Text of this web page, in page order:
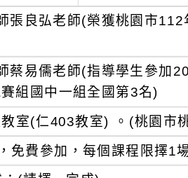
張良弘老師(榮獲桃園市
蔡易儒老師(指導學生參加
組國中一組全國第3名)
室(仁403教室) 。(桃園市
免費參加，每個課程限擇1